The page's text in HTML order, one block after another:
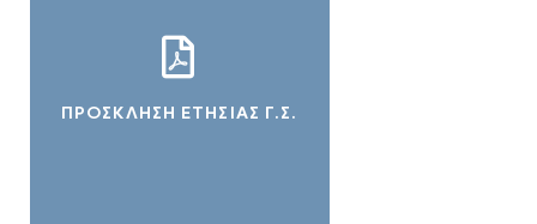
ΠΡΟΣΚΛΗΣΗ ΕΤΗΣΙΑΣ Γ.Σ.